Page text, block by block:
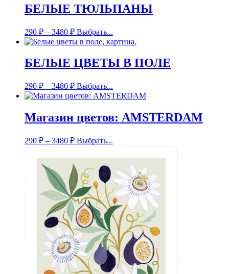
БЕЛЫЕ ТЮЛЬПАНЫ
290 ₽ – 3480 ₽ Выбрать...
БЕЛЫЕ ЦВЕТЫ В ПОЛЕ
290 ₽ – 3480 ₽ Выбрать...
Магазин цветов: AMSTERDAM
290 ₽ – 3480 ₽ Выбрать...